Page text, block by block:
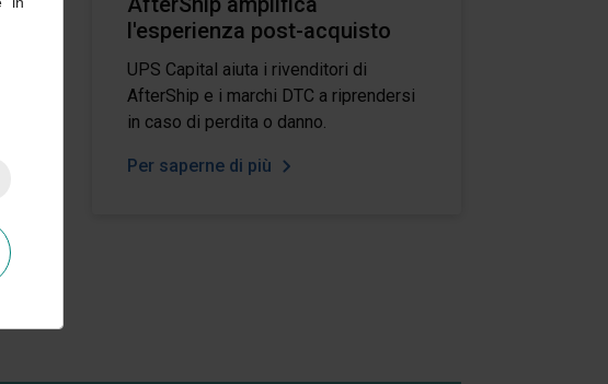
l'esperienza post-acquisto
UPS Capital aiuta i rivenditori di
AfterShip e i marchi DTC a riprendersi
in caso di perdita o danno.
Per saperne di più